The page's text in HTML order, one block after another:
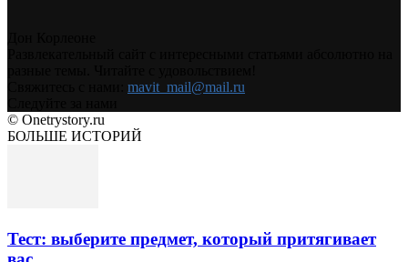
mavit_mail@mail.ru
© Onetrystory.ru
БОЛЬШЕ ИСТОРИЙ
Тест: выберите предмет, который притягивает